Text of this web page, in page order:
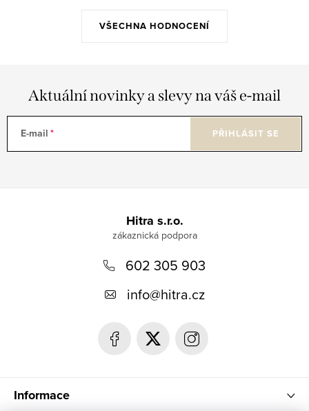
VŠECHNA HODNOCENÍ
Aktuální novinky a slevy na váš e-mail
E-mail PŘIHLÁSIT SE
Informace
Hitra s.r.o.
602 305 903
info@hitra.cz